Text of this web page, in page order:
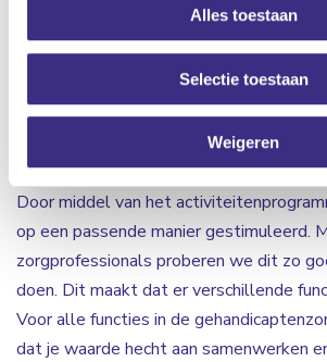
Alles toestaan
Selectie toestaan
Weigeren
cliënten kunnen ondersteunen en
moeilijke situaties omgebogen worden
ondersteun je bij Algemene Dagelijkse
(ADL). De cliënten worden hierbij
zelf te proberen. Verder is het
vrijetijdsinvulling één van de taken in de
Door middel van het
op een passende manier gestimuleerd.
zorgprofessionals proberen we dit zo
doen. Dit maakt dat er verschillende
Voor alle functies in de
dat je waarde hecht aan samenwerken